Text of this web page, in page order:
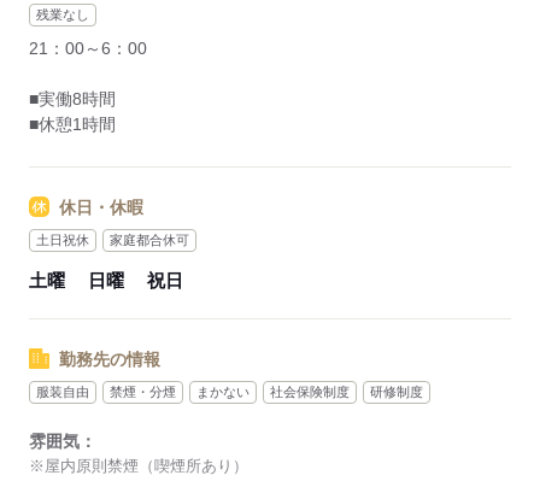
残業なし
21：00～6：00
■実働8時間
■休憩1時間
休日・休暇
土日祝休 家庭都合休可
土曜 日曜 祝日
勤務先の情報
服装自由 禁煙・分煙 まかない 社会保険制度 研修制度
雰囲気：
※屋内原則禁煙（喫煙所あり）